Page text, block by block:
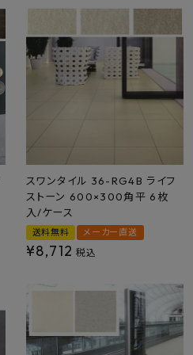
スワンタイル 36-RG4B ライフ
ストーン 600×300角平 6枚
入/ケース
送料無料 メーカー直送
¥8,712 税込